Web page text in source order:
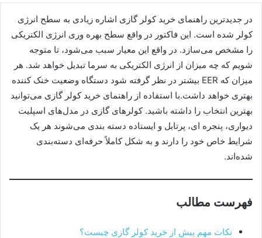
در جدیدترین راهنمای خرید کولر گازی اشاره زیادی به سطح انرژی
کولر شده است. این فاکتور در واقع سطح بهره وری انرژی الکتریکی
را مشخص می‌سازد. در واقع این معیار سبب می‌شود، تا متوجه
شویم که چه میزان از انرژی الکتریکی به سرما تبدیل خواهد شد. هر
میزان که EER بیشتر در نظر گرفته شود دستگاه وضعیت خنک کننده
بهتری خواهد داشت.با استفاده از راهنمای خرید کولر گازی می‌توانید
بهترین انتخاب را داشته باشید. کولرهای گازی در مدل‌های اسپلیت
دیواری، پنجره ای، پرتابل و ایستاده دسته بندی می‌شوند هر یک
شرایط خاص خود را دارند و به شکل کاملاً حرفه‌ای دسته‌بندی
شده‌اند.
فهرست مطالب
نکات مهم پیش از خرید کولر گازی چیست؟